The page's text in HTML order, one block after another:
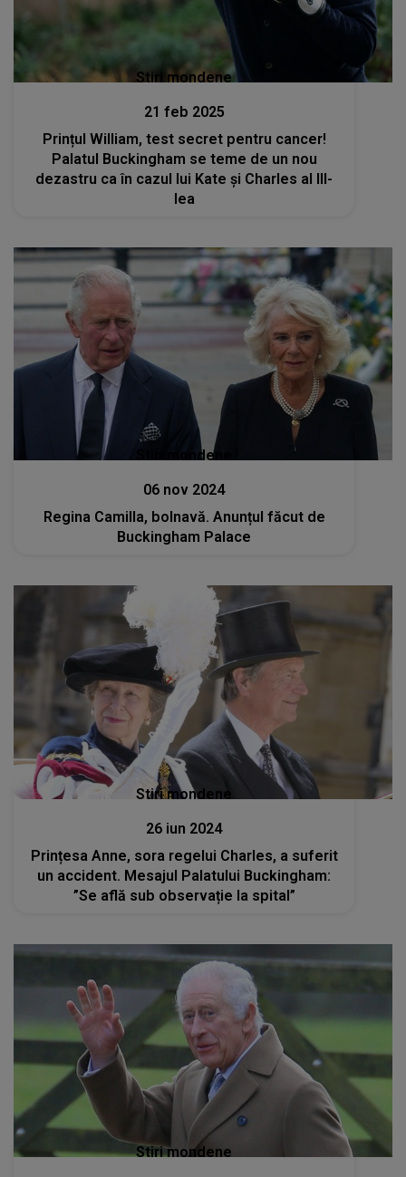
Stiri mondene
21 feb 2025
Prințul William, test secret pentru cancer!
Palatul Buckingham se teme de un nou
dezastru ca în cazul lui Kate și Charles al III-
lea
Stiri mondene
06 nov 2024
Regina Camilla, bolnavă. Anunțul făcut de
Buckingham Palace
Stiri mondene
26 iun 2024
Prințesa Anne, sora regelui Charles, a suferit
un accident. Mesajul Palatului Buckingham:
”Se află sub observație la spital”
Stiri mondene